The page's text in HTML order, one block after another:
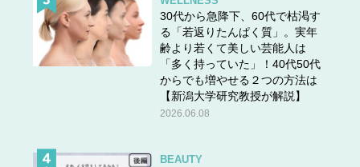
30代から急降下、60代で枯渇す
る「若返りたんぱく質」。実年
齢より若くて美しい芸能人は
「多く持っていた」！40代50代
からでも増やせる２つの方法は
【新潟大学研究教授が解説】
2026.06.08
BEAUTY